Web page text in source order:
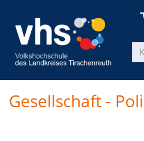
Gesellschaft -